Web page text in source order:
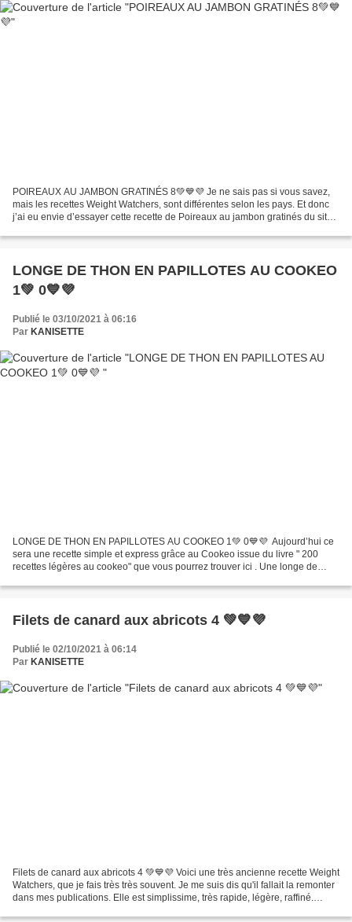
POIREAUX AU JAMBON GRATINÉS 8💚💙💜 Je ne sais pas si vous savez,
mais les recettes Weight Watchers, sont différentes selon les pays. Et donc
j’ai eu envie d’essayer cette recette de Poireaux au jambon gratinés du site
LONGE DE THON EN PAPILLOTES AU COOKEO
1💚 0💙💜
Publié le 03/10/2021 à 06:16
Par KANISETTE
LONGE DE THON EN PAPILLOTES AU COOKEO 1💚 0💙💜 Aujourd’hui ce
sera une recette simple et express grâce au Cookeo issue du livre " 200
recettes légères au cookeo" que vous pourrez trouver ici . Une longe de
Filets de canard aux abricots 4 💚💙💜
Publié le 02/10/2021 à 06:14
Par KANISETTE
Filets de canard aux abricots 4 💚💙💜 Voici une très ancienne recette Weight
Watchers, que je fais très très souvent. Je me suis dis qu'il fallait la remonter
dans mes publications. Elle est simplissime, très rapide, légère, raffiné.